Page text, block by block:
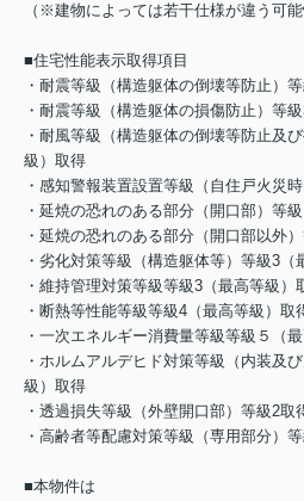
（※建物によっては若干仕様が違う可
■住宅性能表示取得項目
・耐震等級（構造躯体の倒壊等防止）
・耐震等級（構造躯体の損傷防止）等
・耐風等級（構造躯体の倒壊等防止及
級）取得
・感知警報装置設置等級（自住戸火災
・延焼の恐れのある部分（開口部）等
・延焼の恐れのある部分（開口部以外
・劣化対策等級（構造躯体等）等級3（
・維持管理対策等級等級3（最高等級）
・断熱等性能等級等級4（最高等級）取
・一次エネルギー消費量等級等級５（
・ホルムアルデヒド対策等級（内装及
級）取得
・透過損失等級（外壁開口部）等級2取
・高齢者等配慮対策等級（専用部分）
■本物件は